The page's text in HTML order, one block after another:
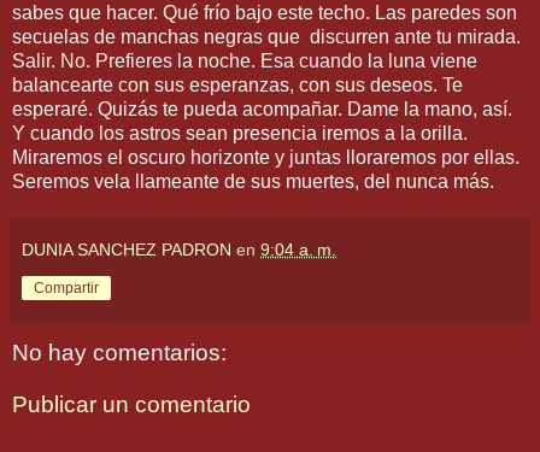
sabes que hacer. Qué frío bajo este techo. Las paredes son
secuelas de manchas negras que discurren ante tu mirada.
Salir. No. Prefieres la noche. Esa cuando la luna viene
balancearte con sus esperanzas, con sus deseos. Te
esperaré. Quizás te pueda acompañar. Dame la mano, así.
Y cuando los astros sean presencia iremos a la orilla.
Miraremos el oscuro horizonte y juntas lloraremos por ellas.
Seremos vela llameante de sus muertes, del nunca más.
DUNIA SANCHEZ PADRON en 9:04 a. m.
Compartir
No hay comentarios:
Publicar un comentario